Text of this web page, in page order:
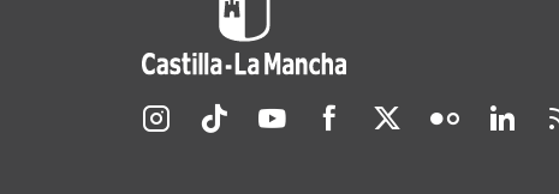
Redes sociales JCCM